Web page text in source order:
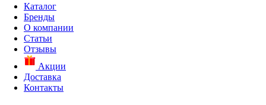
Каталог
Бренды
О компании
Статьи
Отзывы
Акции
Доставка
Контакты